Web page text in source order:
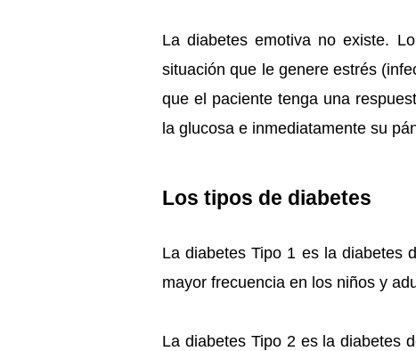
La diabetes emotiva no existe.
situación que le genere estrés
que el paciente tenga una
la glucosa e inmediatamente su
Los tipos de diabetes
La diabetes Tipo 1 es la diabetes
mayor frecuencia en los niños y
La diabetes Tipo 2 es la diabetes